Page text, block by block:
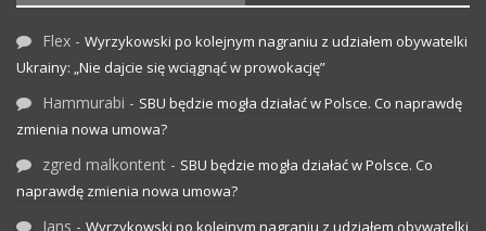
Flex - Wyrzykowski po kolejnym nagraniu z udziałem obywatelki
Ukrainy: „Nie dajcie się wciągnąć w prowokację”
Hammurabi - SBU będzie mogła działać w Polsce. Co naprawdę
zmienia nowa umowa?
zgred malkontent - SBU będzie mogła działać w Polsce. Co
naprawdę zmienia nowa umowa?
Jans - Wyrzykowski po kolejnym nagraniu z udziałem obywatelki